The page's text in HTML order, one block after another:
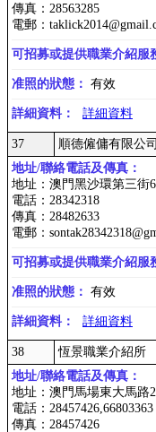
傳真：28563285
電郵：
可招募或提供職業介紹服
准照的狀態： 有效
詳細資料： 詳細資料
37 順德僱傭有限公司
地址/聯絡電話及傳真：
地址：澳門黑沙環第三街
電話：28342318
傳真：28482633
電郵：
可招募或提供職業介紹服
准照的狀態： 有效
詳細資料： 詳細資料
38 恆景職業介紹所
地址/聯絡電話及傳真：
地址：澳門馬場東大馬路
電話：28457426,66803363
傳真：28457426